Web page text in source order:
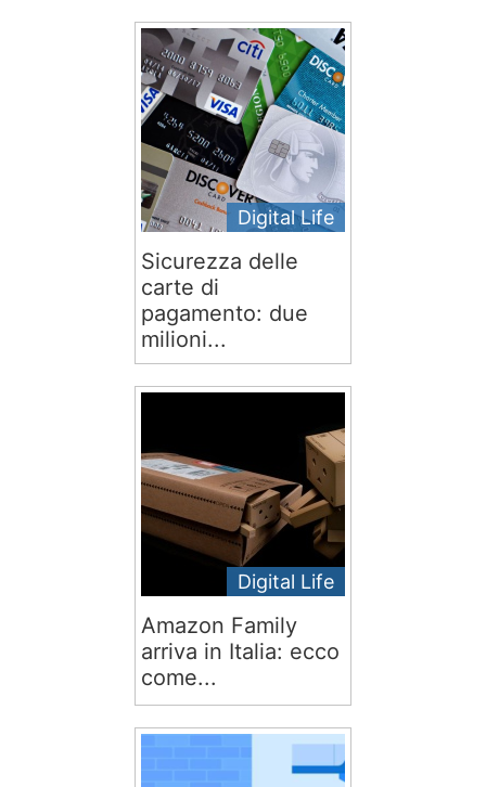
Digital Life
Sicurezza delle
carte di
pagamento: due
milioni...
Digital Life
Amazon Family
arriva in Italia: ecco
come...